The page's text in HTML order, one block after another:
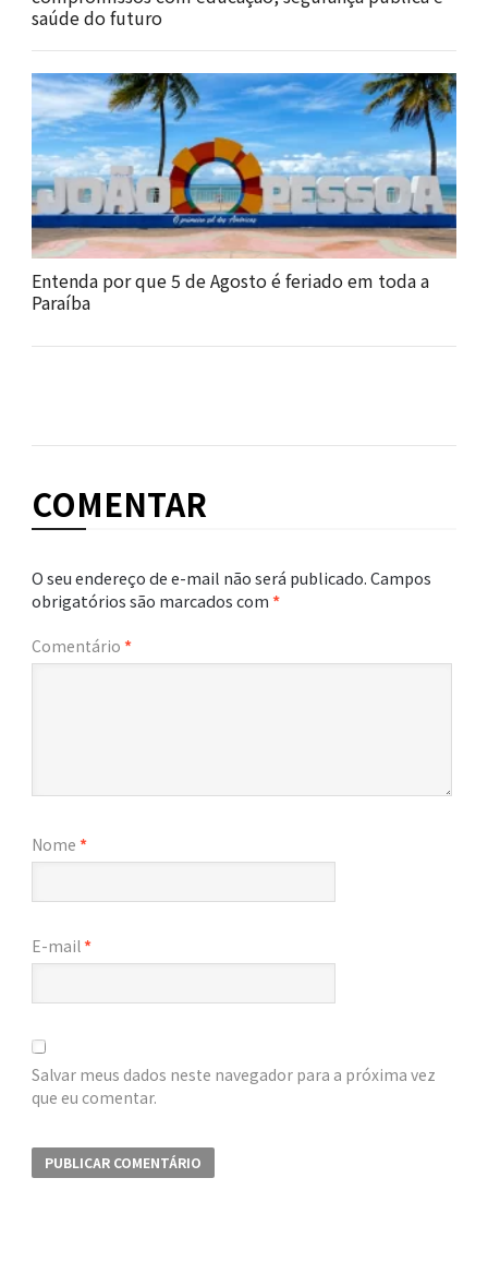
saúde do futuro
Entenda por que 5 de Agosto é feriado em toda a
Paraíba
COMENTAR
O seu endereço de e-mail não será publicado.Campos
obrigatórios são marcados com*
Comentário *
Nome *
E-mail*
Salvar meus dados neste navegador para a próxima vez
que eu comentar.